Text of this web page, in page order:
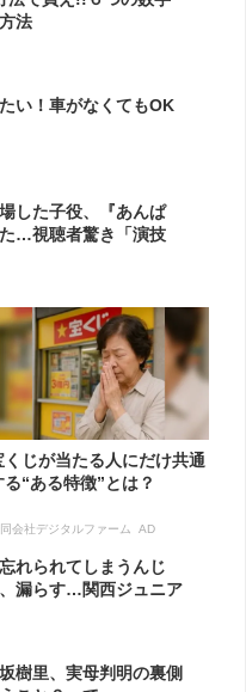
法
い！車がなくてもOK
した子役、『あんぱ
…視聴者驚き「演技
くじが当たる人にだけ共通
る“ある特徴”とは？
会社デジタルファーム AD
れられてしまうんじ
漏らす…関西ジュニア
樹里、実母判明の裏側